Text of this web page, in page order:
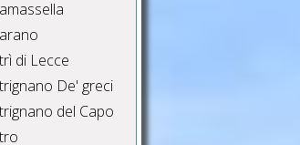
di Lecce
De' greci
del Capo